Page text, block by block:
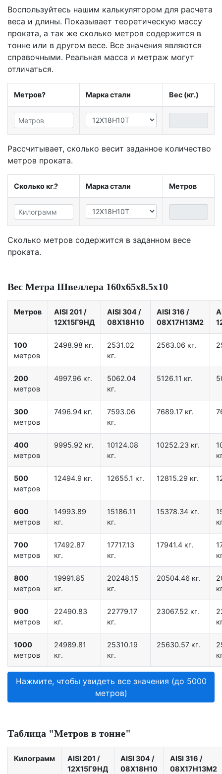
Воспользуйтесь нашим калькулятором для расчета
веса и длины. Показывает теоретическую массу
проката, а так же сколько метров содержится в
тонне или в другом весе. Все значения являются
справочными. Реальная масса и метраж могут
отличаться.
Метров? Марка стали Вес (кг.)
Рассчитывает, сколько весит заданное количество
метров проката.
Сколько кг.? Марка стали Метров
Сколько метров содержится в заданном весе
проката.
Вес Метра Швеллера 160х65х8.5х10
Метров AISI 201 /
12X15Г9НД
AISI 304 /
08Х18Н10
AISI 316 /
08Х17Н13М2
100
метров
2498.98 кг.
2531.02
кг.
2563.06 кг.
200
метров
4997.96 кг.
5062.04
кг.
5126.11 кг.
300
метров
7496.94 кг.
7593.06
кг.
7689.17 кг.
400
метров
9995.92 кг.
10124.08
кг.
10252.23 кг.
500
метров
12494.9 кг. 12655.1 кг. 12815.29 кг.
600
метров
14993.89
кг.
15186.11
кг.
15378.34 кг.
700
метров
17492.87
кг.
17717.13
кг.
17941.4 кг.
800
метров
19991.85
кг.
20248.15
кг.
20504.46 кг.
900
метров
22490.83
кг.
22779.17
кг.
23067.52 кг.
1000
метров
24989.81
кг.
25310.19
кг.
25630.57 кг.
Нажмите, чтобы увидеть все значения (до 5000
метров)
Таблица "Метров в тонне"
Килограмм AISI 201 /
12X15Г9НД
AISI 304 /
08Х18Н10
AISI 316 /
08Х17Н13М2